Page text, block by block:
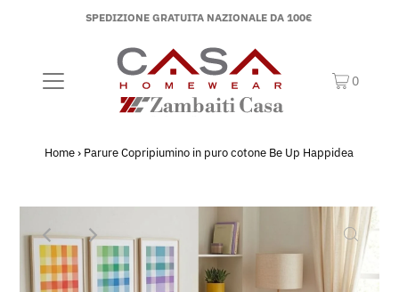
SPEDIZIONE GRATUITA NAZIONALE DA 100€
0
Home › Parure Copripiumino in puro cotone Be Up Happidea